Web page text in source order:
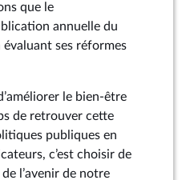
que le
annuelle du
ses réformes
le bien-être
de retrouver cette
publiques en
c’est choisir de
l’avenir de notre